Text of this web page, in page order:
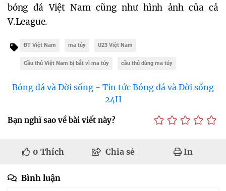
bóng đá Việt Nam cũng như hình ảnh của cả
V.League.
ĐT Việt Nam ma túy U23 Việt Nam
Cầu thủ Việt Nam bị bắt vì ma túy cầu thủ dùng ma túy
Bóng đá và Đời sống - Tin tức Bóng đá và Đời sống
24H
Bạn nghĩ sao về bài viết này?
0 Thích Chia sẻ In
Bình luận